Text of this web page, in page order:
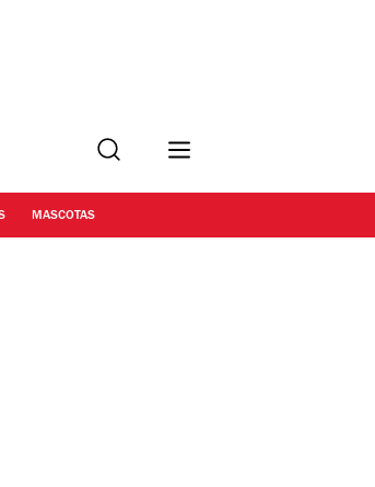
Buscar
MASCOTAS